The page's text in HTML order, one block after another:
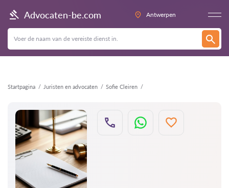
Advocaten-be.com Antwerpen
Startpagina Juristen en advocaten Sofie Cleiren
Terug